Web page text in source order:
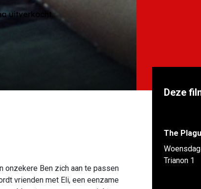
uitverkocht
onzekere Ben zich aan te passen
vrienden met Eli, een eenzame
Deze
The
Trianon 1